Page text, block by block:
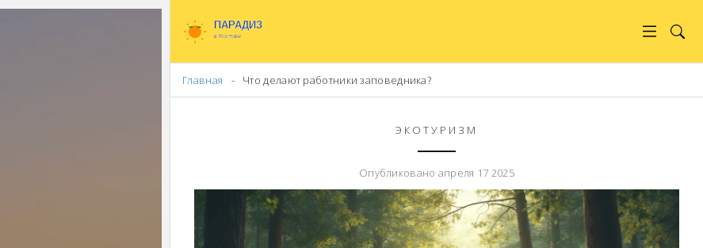
Главная Что делают работники заповедника?
ЭКОТУРИЗМ
Опубликовано апреля 17 2025